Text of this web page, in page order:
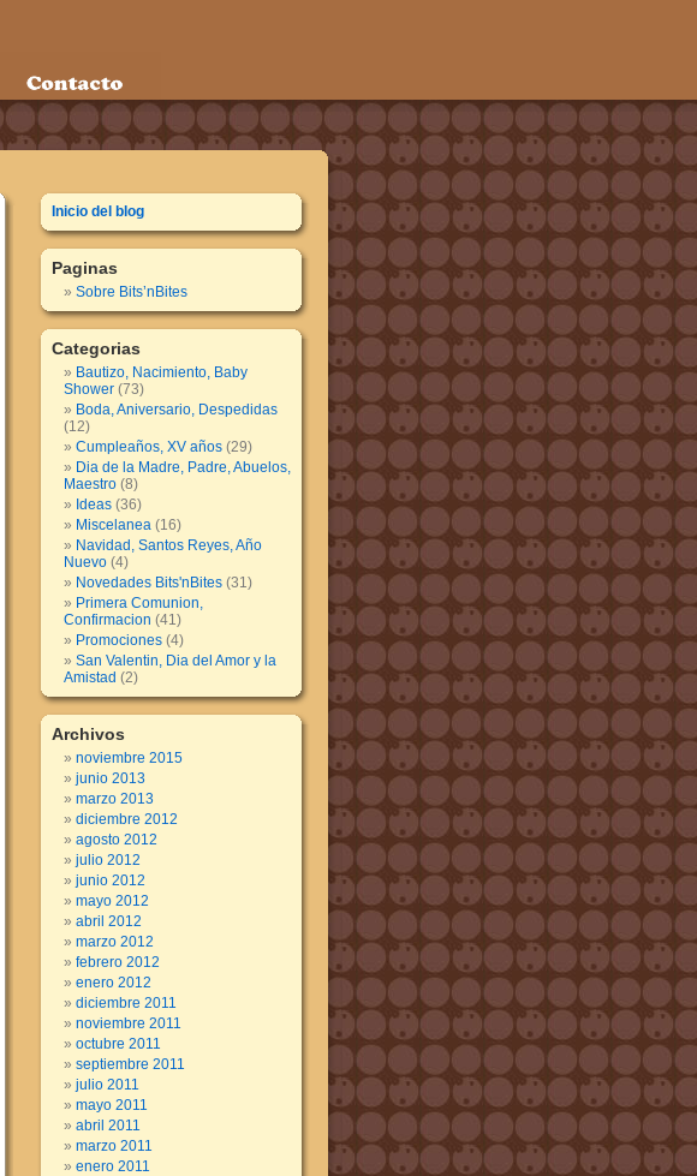
Inicio del blog
Paginas
Sobre Bits’nBites
Categorias
Bautizo, Nacimiento, Baby
Shower(73)
Boda, Aniversario, Despedidas
(12)
Cumpleaños, XV años(29)
Dia de la Madre, Padre, Abuelos,
Maestro(8)
Ideas(36)
Miscelanea(16)
Navidad, Santos Reyes, Año
Nuevo(4)
Novedades Bits'nBites(31)
Primera Comunion,
Confirmacion (41)
Promociones(4)
San Valentin, Dia del Amor y la
Amistad (2)
Archivos
noviembre 2015
junio 2013
marzo 2013
diciembre 2012
agosto 2012
julio 2012
junio 2012
mayo 2012
abril 2012
marzo 2012
febrero 2012
enero 2012
diciembre 2011
noviembre 2011
octubre 2011
septiembre 2011
julio 2011
mayo 2011
abril 2011
marzo 2011
enero 2011